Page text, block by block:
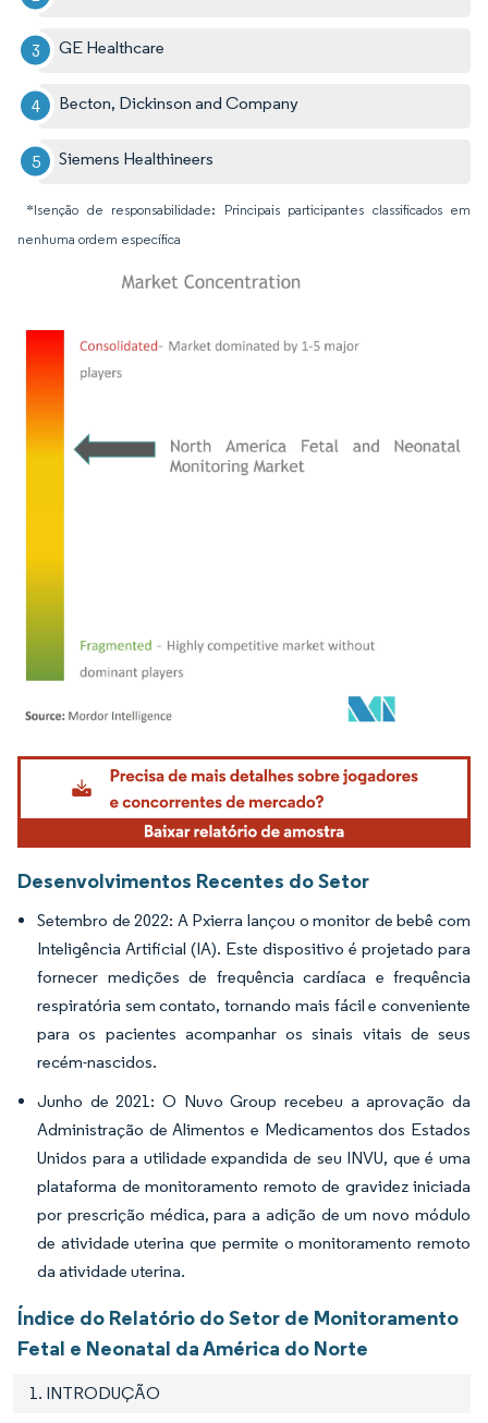
GE Healthcare
Becton, Dickinson and Company
Siemens Healthineers
*Isenção de responsabilidade: Principais participantes classificados em
nenhuma ordem específica
Imagem © Mordor Intelligence. O reuso requer atribuição conforme CC BY 4.0.
Desenvolvimentos Recentes do Setor
Setembro de 2022: A Pxierra lançou o monitor de bebê com
Inteligência Artificial (IA). Este dispositivo é projetado para
fornecer medições de frequência cardíaca e frequência
respiratória sem contato, tornando mais fácil e conveniente
para os pacientes acompanhar os sinais vitais de seus
recém-nascidos.
Junho de 2021: O Nuvo Group recebeu a aprovação da
Administração de Alimentos e Medicamentos dos Estados
Unidos para a utilidade expandida de seu INVU, que é uma
plataforma de monitoramento remoto de gravidez iniciada
por prescrição médica, para a adição de um novo módulo
de atividade uterina que permite o monitoramento remoto
da atividade uterina.
Índice do Relatório do Setor de Monitoramento
Fetal e Neonatal da América do Norte
1. INTRODUÇÃO